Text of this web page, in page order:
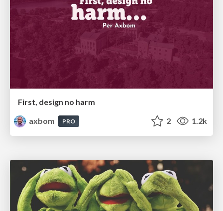
First, design no harm
axbom
PRO 2 1.2k